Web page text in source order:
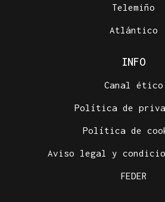
Telemiño
Atlántico
INFO
Canal ético
Política de
Política de
Aviso legal y
FEDER